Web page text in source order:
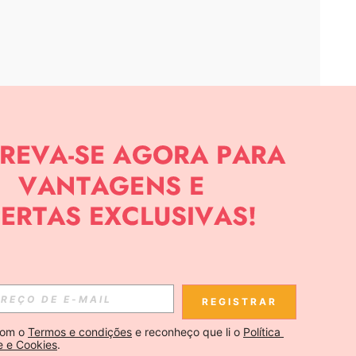
APP
SOBRE SHEIN.
REGISTRAR
o Termos e condições e reconheço que li o Política
e Cookies.